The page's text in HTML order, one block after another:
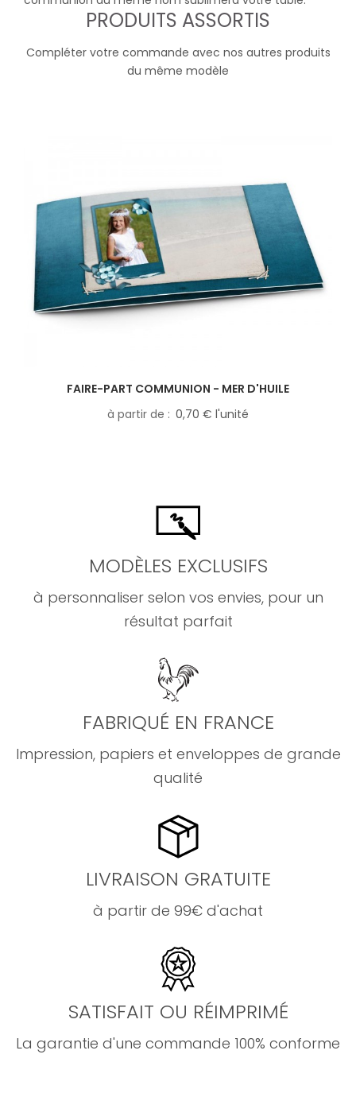
PRODUITS ASSORTIS
Compléter votre commande avec nos autres produits
du même modèle
FAIRE-PART COMMUNION - MER D'HUILE
à partir de
0,70 € l'unité
MODÈLES EXCLUSIFS
à personnaliser selon vos envies, pour un
résultat parfait
FABRIQUÉ EN FRANCE
Impression, papiers et enveloppes de grande
qualité
LIVRAISON GRATUITE
à partir de 99€ d'achat
SATISFAIT OU RÉIMPRIMÉ
La garantie d'une commande 100% conforme